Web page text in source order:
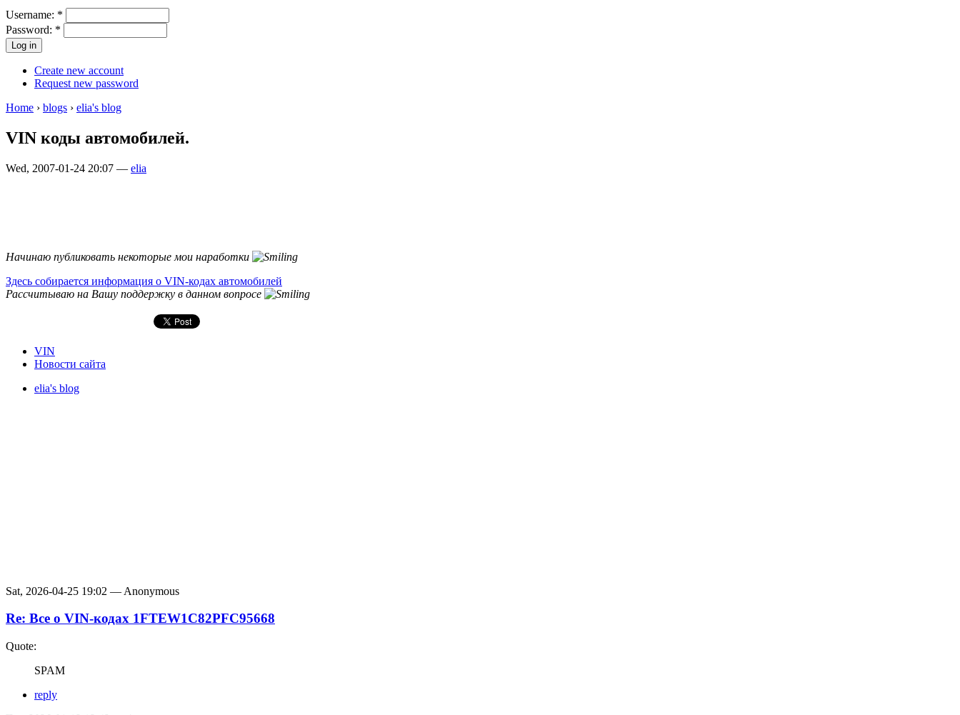
Username: *
Password: *
Create new account
Request new password
Home › blogs › elia's blog
VIN коды автомобилей.
Wed, 2007-01-24 20:07 — elia
Начинаю публиковать некоторые мои наработки
Здесь собирается информация о VIN-кодах автомобилей
Рассчитываю на Вашу поддержку в данном вопросе
VIN
Новости сайта
elia's blog
Sat, 2026-04-25 19:02 — Anonymous
Re: Все о VIN-кодах 1FTEW1C82PFC95668
Quote:
SPAM
reply